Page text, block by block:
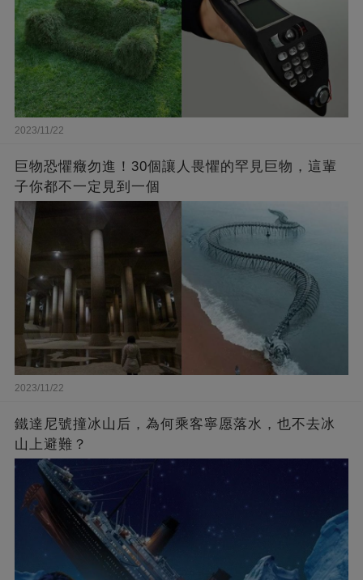
2023/11/22
巨物恐懼癥勿進！30個讓人畏懼的罕見巨物，這輩
子你都不一定見到一個
2023/11/22
鐵達尼號撞冰山后，為何乘客寧愿落水，也不去冰
山上避難？